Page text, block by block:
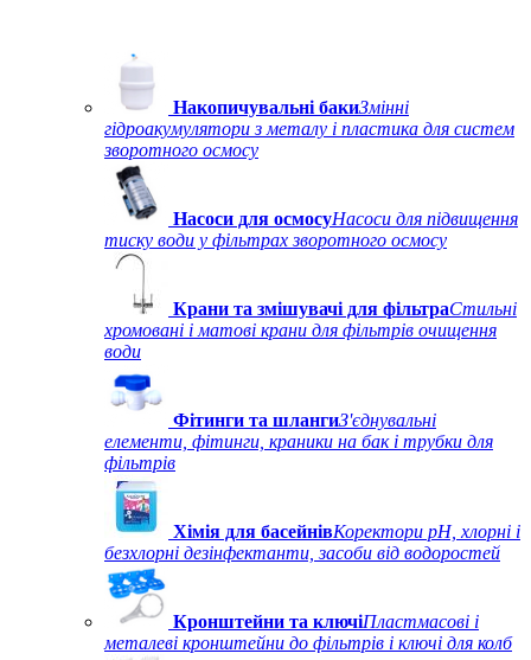
Накопичувальні бакиЗмінні
гідроакумулятори з металу і пластика для систем
зворотного осмосу
Насоси для осмосуНасоси для підвищення
тиску води у фільтрах зворотного осмосу
Крани та змішувачі для фільтраСтильні
хромовані і матові крани для фільтрів очищення
води
Фітинги та шлангиЗ'єднувальні
елементи, фітинги, краники на бак і трубки для
фільтрів
Хімія для басейнівКоректори рН, хлорні і
безхлорні дезінфектанти, засоби від водоростей
Кронштейни та ключіПластмасові і
металеві кронштейни до фільтрів і ключі для колб